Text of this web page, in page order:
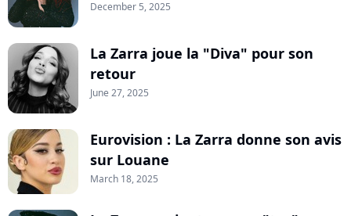
December 5, 2025
La Zarra joue la "Diva" pour son
retour
June 27, 2025
Eurovision : La Zarra donne son avis
sur Louane
March 18, 2025